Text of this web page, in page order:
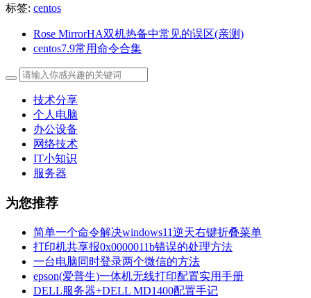
标签: centos
Rose MirrorHA双机热备中常见的误区(亲测)
centos7.9常用命令合集
技术分享
个人电脑
办公设备
网络技术
IT小知识
服务器
为您推荐
简单一个命令解决windows11逆天右键折叠菜单
打印机共享报0x0000011b错误的处理方法
一台电脑同时登录两个微信的方法
epson(爱普生)一体机无线打印配置实用手册
DELL服务器+DELL MD1400配置手记